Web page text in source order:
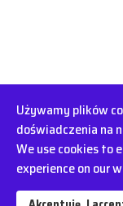
Używamy plików
doświadczenia na
We use cookies to
experience on our